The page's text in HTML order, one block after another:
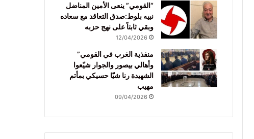
“القومي” ينعى الأمين المناضل
نبيه بلوط:صدق التعاقد مع سعاده
وبقي ثابتاً على نهج حزبه
12/04/2026
منفذية الغرب في القومي”
وأهالي بيصور والجوار شيّعوا
الشهيدة رنا شيّا حسيكي بمأتم
مهيب
09/04/2026